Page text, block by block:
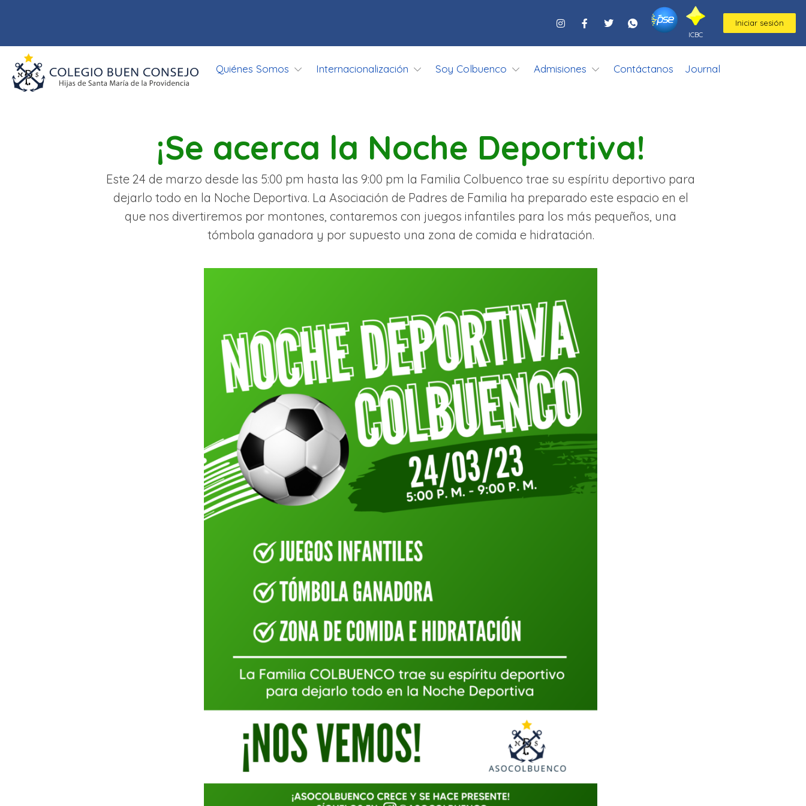
ICBC
Iniciar sesión
Quiénes Somos Internacionalización Soy Colbuenco Admisiones Contáctanos Journal
¡Se acerca la Noche Deportiva!
Este 24 de marzo desde las 5:00 pm hasta las 9:00 pm la Familia Colbuenco trae su espíritu deportivo para
dejarlo todo en la Noche Deportiva. La Asociación de Padres de Familia ha preparado este espacio en el
que nos divertiremos por montones, contaremos con juegos infantiles para los más pequeños, una
tómbola ganadora y por supuesto una zona de comida e hidratación.